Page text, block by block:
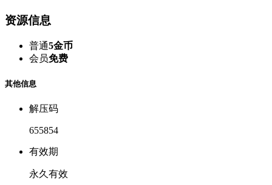
资源信息
普通5金币
会员免费
其他信息
解压码
655854
有效期
永久有效